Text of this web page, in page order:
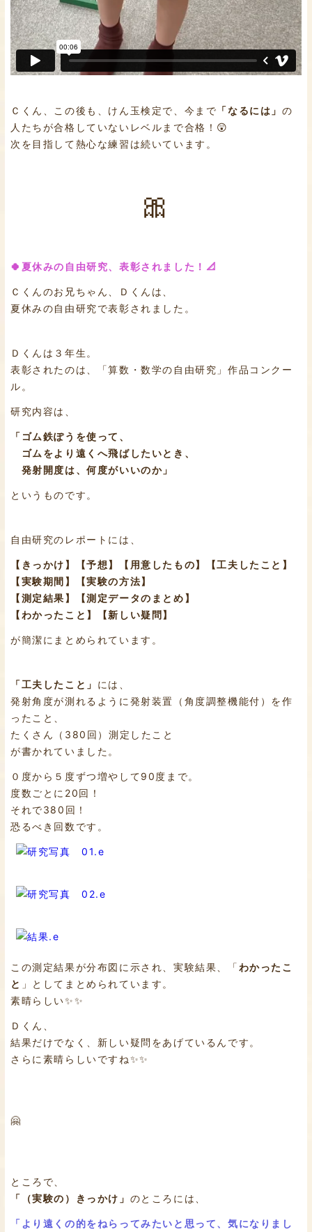
Ｃくん、この後も、けん玉検定で、今まで 「なるには」の
人たちが合格していないレベルまで合格！😲
次を目指して熱心な練習は続いています。
🎀
🍀夏休みの自由研究、表彰されました！📐
Ｃくんのお兄ちゃん、Ｄくんは、
夏休みの自由研究で表彰されました。
Ｄくんは３年生。
表彰されたのは、「算数・数学の自由研究」作品コンクー
ル。
研究内容は、
「ゴム鉄ぽうを使って、
ゴムをより遠くへ飛ばしたいとき、
発射開度は、何度がいいのか」
というものです。
自由研究のレポートには、
【きっかけ】【予想】【用意したもの】【工夫したこと】
【実験期間】【実験の方法】
【測定結果】【測定データのまとめ】
【わかったこと】【新しい疑問】
が簡潔にまとめられています。
「工夫したこと」 には、
発射角度が測れるように発射装置（角度調整機能付）を作
ったこと、
たくさん（380回）測定したこと
が書かれていました。
０度から５度ずつ増やして90度まで。
度数ごとに20回！
それで380回！
恐るべき回数です。
この測定結果が分布図に示され、実験結果、「 わかったこ
と 」としてまとめられています。
素晴らしい✨✨
Ｄくん、
結果だけでなく、新しい疑問をあげているんです。
さらに素晴らしいですね✨✨
🤗
ところで、
「（実験の）きっかけ」 のところには、
「より遠くの的をねらってみたいと思って、気になりまし